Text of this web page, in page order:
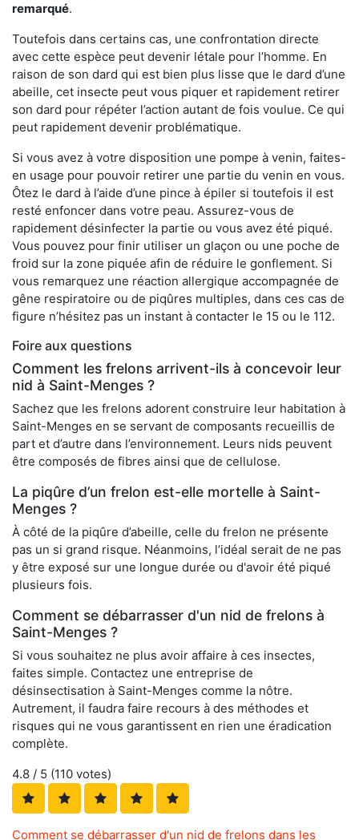
remarqué.
Toutefois dans certains cas, une confrontation directe
avec cette espèce peut devenir létale pour l’homme. En
raison de son dard qui est bien plus lisse que le dard d’une
abeille, cet insecte peut vous piquer et rapidement retirer
son dard pour répéter l’action autant de fois voulue. Ce qui
peut rapidement devenir problématique.
Si vous avez à votre disposition une pompe à venin, faites-
en usage pour pouvoir retirer une partie du venin en vous.
Ôtez le dard à l’aide d’une pince à épiler si toutefois il est
resté enfoncer dans votre peau. Assurez-vous de
rapidement désinfecter la partie ou vous avez été piqué.
Vous pouvez pour finir utiliser un glaçon ou une poche de
froid sur la zone piquée afin de réduire le gonflement. Si
vous remarquez une réaction allergique accompagnée de
gêne respiratoire ou de piqûres multiples, dans ces cas de
figure n’hésitez pas un instant à contacter le 15 ou le 112.
Foire aux questions
Comment les frelons arrivent-ils à concevoir leur
nid à Saint-Menges ?
Sachez que les frelons adorent construire leur habitation à
Saint-Menges en se servant de composants recueillis de
part et d’autre dans l’environnement. Leurs nids peuvent
être composés de fibres ainsi que de cellulose.
La piqûre d’un frelon est-elle mortelle à Saint-
Menges ?
À côté de la piqûre d’abeille, celle du frelon ne présente
pas un si grand risque. Néanmoins, l’idéal serait de ne pas
y être exposé sur une longue durée ou d'avoir été piqué
plusieurs fois.
Comment se débarrasser d'un nid de frelons à
Saint-Menges ?
Si vous souhaitez ne plus avoir affaire à ces insectes,
faites simple. Contactez une entreprise de
désinsectisation à Saint-Menges comme la nôtre.
Autrement, il faudra faire recours à des méthodes et
risques qui ne vous garantissent en rien une éradication
complète.
4.8 / 5 (110 votes)
Comment se débarrasser d'un nid de frelons dans les